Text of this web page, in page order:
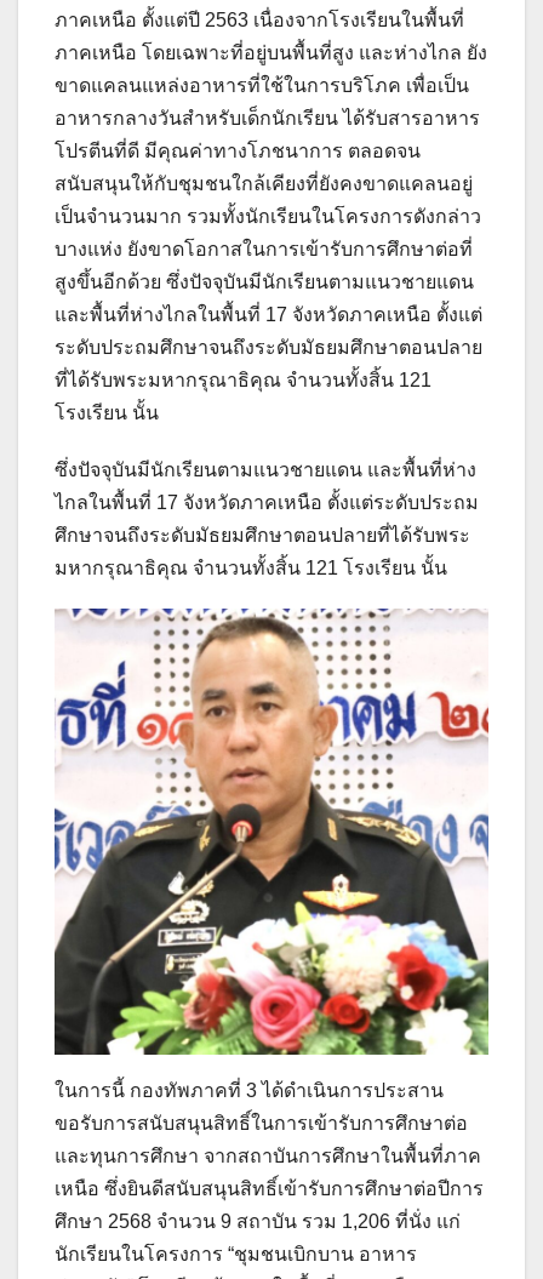
ภาคเหนือ ตั้งแต่ปี 2563 เนื่องจากโรงเรียนในพื้นที่
ภาคเหนือ โดยเฉพาะที่อยู่บนพื้นที่สูง และห่างไกล ยัง
ขาดแคลนแหล่งอาหารที่ใช้ในการบริโภค เพื่อเป็น
อาหารกลางวันสำหรับเด็กนักเรียน ได้รับสารอาหาร
โปรตีนที่ดี มีคุณค่าทางโภชนาการ ตลอดจน
สนับสนุนให้กับชุมชนใกล้เคียงที่ยังคงขาดแคลนอยู่
เป็นจำนวนมาก รวมทั้งนักเรียนในโครงการดังกล่าว
บางแห่ง ยังขาดโอกาสในการเข้ารับการศึกษาต่อที่
สูงขึ้นอีกด้วย ซึ่งปัจจุบันมีนักเรียนตามแนวชายแดน
และพื้นที่ห่างไกลในพื้นที่ 17 จังหวัดภาคเหนือ ตั้งแต่
ระดับประถมศึกษาจนถึงระดับมัธยมศึกษาตอนปลาย
ที่ได้รับพระมหากรุณาธิคุณ จำนวนทั้งสิ้น 121
โรงเรียน นั้น
ซึ่งปัจจุบันมีนักเรียนตามแนวชายแดน และพื้นที่ห่าง
ไกลในพื้นที่ 17 จังหวัดภาคเหนือ ตั้งแต่ระดับประถม
ศึกษาจนถึงระดับมัธยมศึกษาตอนปลายที่ได้รับพระ
มหากรุณาธิคุณ จำนวนทั้งสิ้น 121 โรงเรียน นั้น
ในการนี้ กองทัพภาคที่ 3 ได้ดำเนินการประสาน
ขอรับการสนับสนุนสิทธิ์ในการเข้ารับการศึกษาต่อ
และทุนการศึกษา จากสถาบันการศึกษาในพื้นที่ภาค
เหนือ ซึ่งยินดีสนับสนุนสิทธิ์เข้ารับการศึกษาต่อปีการ
ศึกษา 2568 จำนวน 9 สถาบัน รวม 1,206 ที่นั่ง แก่
นักเรียนในโครงการ “ชุมชนเบิกบาน อาหาร